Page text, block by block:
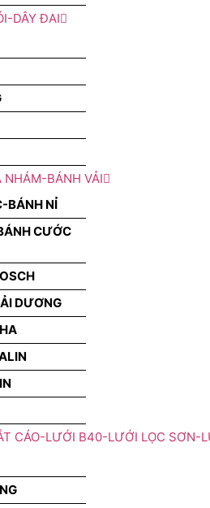
DÂY ĐAI
BÁNH VẢI
BÁNH NỈ
CƯỚC
DƯƠNG
CÁO-LƯỚI B40-LƯỚI LỌC SƠN-